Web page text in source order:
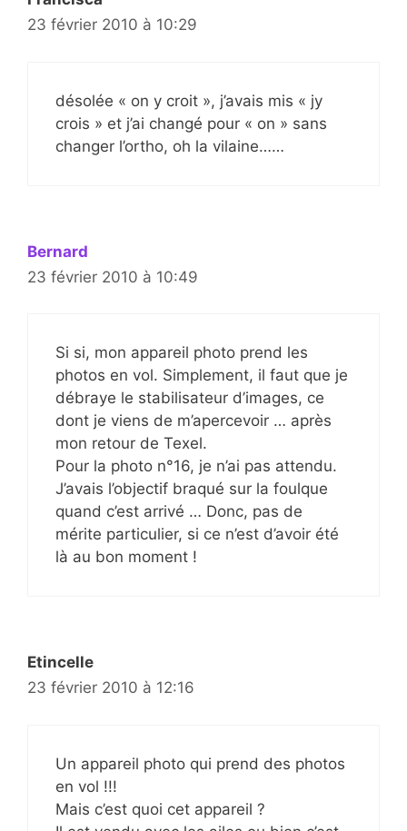
23 février 2010 à 10:29
désolée « on y croit », j’avais mis « jy
crois » et j’ai changé pour « on » sans
changer l’ortho, oh la vilaine……
Bernard
23 février 2010 à 10:49
Si si, mon appareil photo prend les
photos en vol. Simplement, il faut que je
débraye le stabilisateur d’images, ce
dont je viens de m’apercevoir … après
mon retour de Texel.
Pour la photo n°16, je n’ai pas attendu.
J’avais l’objectif braqué sur la foulque
quand c’est arrivé … Donc, pas de
mérite particulier, si ce n’est d’avoir été
là au bon moment !
Etincelle
23 février 2010 à 12:16
Un appareil photo qui prend des photos
en vol !!!
Mais c’est quoi cet appareil ?